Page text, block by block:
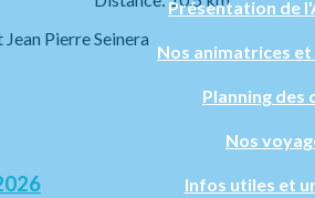
Présentation de
Nos animatrices
Planning des
Nos
Infos utiles et
Pierre Seinera